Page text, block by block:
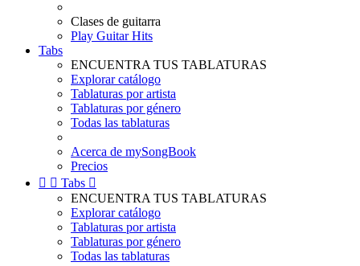
Clases de guitarra
Play Guitar Hits
Tabs
ENCUENTRA TUS TABLATURAS
Explorar catálogo
Tablaturas por artista
Tablaturas por género
Todas las tablaturas
Acerca de mySongBook
Precios
  Tabs 
ENCUENTRA TUS TABLATURAS
Explorar catálogo
Tablaturas por artista
Tablaturas por género
Todas las tablaturas